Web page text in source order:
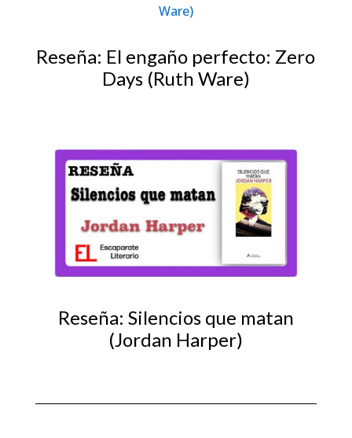
Reseña: El engaño perfecto: Zero
Days (Ruth Ware)
Reseña: Silencios que matan
(Jordan Harper)